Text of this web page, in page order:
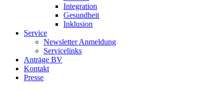
Integration
Gesundheit
Inklusion
Service
Newsletter Anmeldung
Servicelinks
Anträge BV
Kontakt
Presse